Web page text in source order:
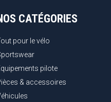
CATÉGORIES
pour le vélo
pilote
& accessoires